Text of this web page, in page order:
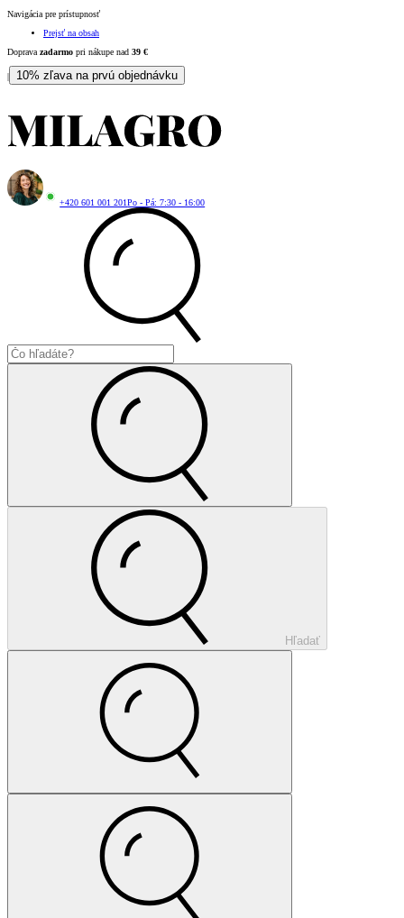
Navigácia pre prístupnosť
Prejsť na obsah
Doprava zadarmo pri nákupe nad 39 €
| 10% zľava na prvú objednávku
+420 601 001 201Po - Pá: 7:30 - 16:00
Hľadať